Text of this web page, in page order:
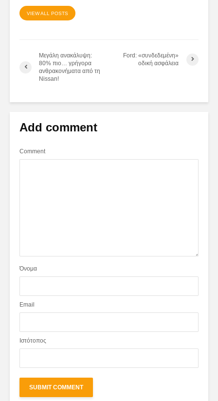
VIEW ALL POSTS
Μεγάλη ανακάλυψη:
80% πιο… γρήγορα
ανθρακονήματα από τη
Nissan!
Ford: «συνδεδεμένη»
οδική ασφάλεια
Add comment
Comment
Όνομα
Email
Ιστότοπος